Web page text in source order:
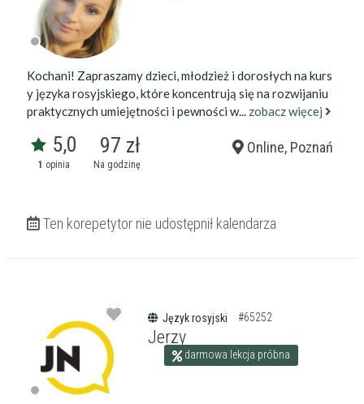
Kochani! Zapraszamy dzieci, młodzież i dorosłych na kurs
y języka rosyjskiego, które koncentrują się na rozwijaniu
praktycznych umiejętności i pewności w... zobacz więcej
5,0
1 opinia
97 zł
Na godzinę
Online, Poznań
Ten korepetytor nie udostępnił kalendarza
Język rosyjski #65252
Jerzy
darmowa lekcja próbna